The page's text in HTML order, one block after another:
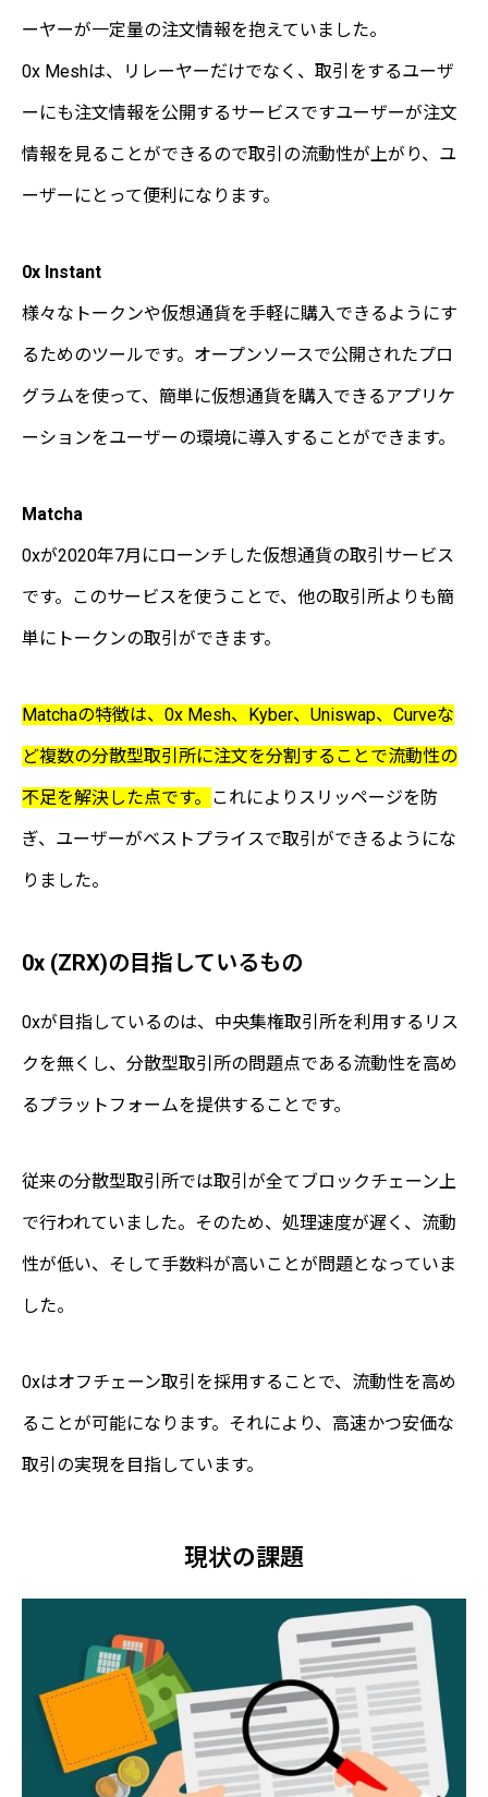
ーヤーが一定量の注文情報を抱えていました。
0x Meshは、リレーヤーだけでなく、取引をするユーザ
ーにも注文情報を公開するサービスですユーザーが注文
情報を見ることができるので取引の流動性が上がり、ユ
ーザーにとって便利になります。
0x Instant
様々なトークンや仮想通貨を手軽に購入できるようにす
るためのツールです。オープンソースで公開されたプロ
グラムを使って、簡単に仮想通貨を購入できるアプリケ
ーションをユーザーの環境に導入することができます。
Matcha
0xが2020年7月にローンチした仮想通貨の取引サービス
です。このサービスを使うことで、他の取引所よりも簡
単にトークンの取引ができます。
Matchaの特徴は、0x Mesh、Kyber、Uniswap、Curveな
ど複数の分散型取引所に注文を分割することで流動性の
不足を解決した点です。
これによりスリッページを防
ぎ、ユーザーがベストプライスで取引ができるようにな
りました。
0x (ZRX)の目指しているもの
0xが目指しているのは、中央集権取引所を利用するリス
クを無くし、分散型取引所の問題点である流動性を高め
るプラットフォームを提供することです。
従来の分散型取引所では取引が全てブロックチェーン上
で行われていました。そのため、処理速度が遅く、流動
性が低い、そして手数料が高いことが問題となっていま
した。
0xはオフチェーン取引を採用することで、流動性を高め
ることが可能になります。それにより、高速かつ安価な
取引の実現を目指しています。
現状の課題